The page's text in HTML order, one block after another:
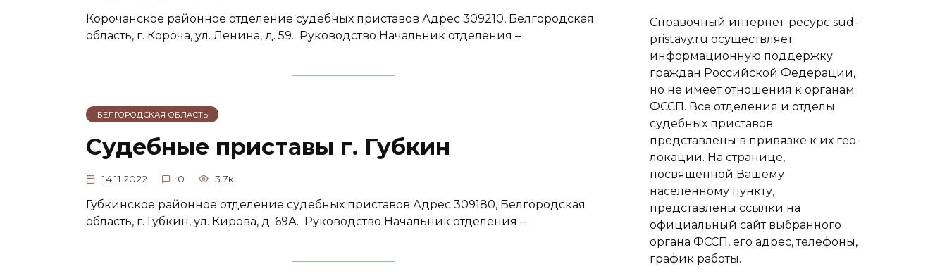
Корочанское районное отделение судебных приставов Адрес 309210, Белгородская
область, г. Короча, ул. Ленина, д. 59. Руководство Начальник отделения –
БЕЛГОРОДСКАЯ ОБЛАСТЬ
Судебные приставы г. Губкин
14.11.2022 0 3.7к.
Губкинское районное отделение судебных приставов Адрес 309180, Белгородская
область, г. Губкин, ул. Кирова, д. 69А. Руководство Начальник отделения –
Справочный интернет-ресурс sud-
pristavy.ru осуществляет
информационную поддержку
граждан Российской Федерации,
но не имеет отношения к органам
ФССП. Все отделения и отделы
судебных приставов
представлены в привязке к их гео-
локации. На странице,
посвященной Вашему
населенному пункту,
представлены ссылки на
официальный сайт выбранного
органа ФССП, его адрес, телефоны,
график работы.